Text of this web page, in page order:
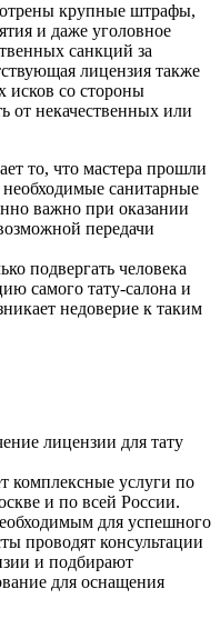
крупные штрафы,
и даже уголовное
санкций за
лицензия также
исков со стороны
от некачественных или
то, что мастера прошли
санитарные
важно при оказании
передачи
подвергать человека
самого тату-салона и
недоверие к таким
комплексные услуги по
и по всей России.
для успешного
проводят консультации
и подбирают
для оснащения